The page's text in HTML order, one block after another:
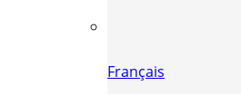
Français